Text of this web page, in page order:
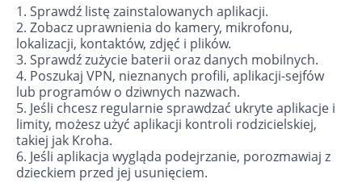
1. Sprawdź listę zainstalowanych aplikacji.
2. Zobacz uprawnienia do kamery, mikrofonu,
lokalizacji, kontaktów, zdjęć i plików.
3. Sprawdź zużycie baterii oraz danych mobilnych.
4. Poszukaj VPN, nieznanych profili, aplikacji-sejfów
lub programów o dziwnych nazwach.
5. Jeśli chcesz regularnie sprawdzać ukryte aplikacje i
limity, możesz użyć aplikacji kontroli rodzicielskiej,
takiej jak Kroha.
6. Jeśli aplikacja wygląda podejrzanie, porozmawiaj z
dzieckiem przed jej usunięciem.